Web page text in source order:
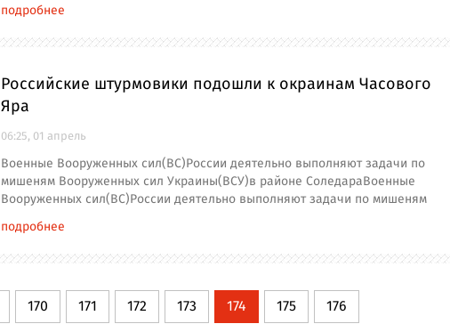
подробнее
Российские штурмовики подошли к окраинам Часового
Яра
06:25, 01 апрель
Военные Вооруженных сил(ВС)России деятельно выполняют задачи по
мишеням Вооруженных сил Украины(ВСУ)в районе СоледараВоенные
Вооруженных сил(ВС)России деятельно выполняют задачи по мишеням
подробнее
170 171 172 173 174 175 176